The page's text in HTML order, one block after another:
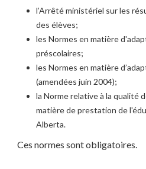
l’Arrêté ministériel sur les
des élèves;
les Normes en matière
préscolaires;
les Normes en matière
(amendées juin 2004);
la Norme relative à la qualité
matière de prestation de
Alberta.
Ces normes sont obligatoires.